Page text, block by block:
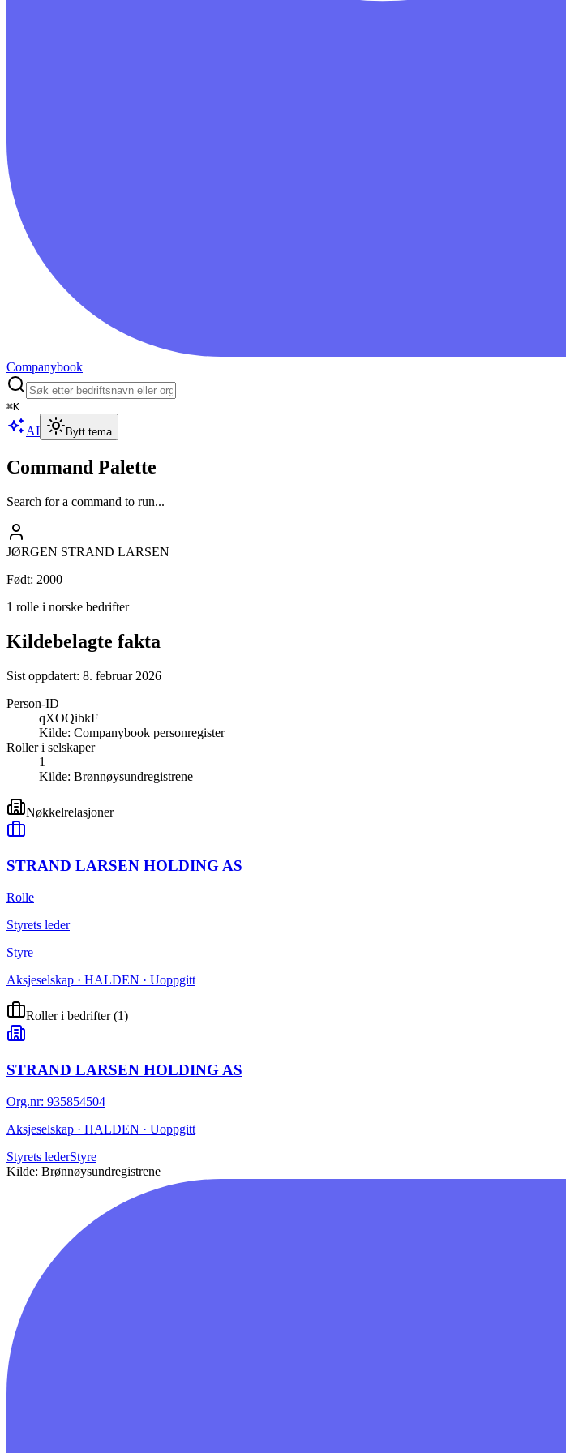
Companybook
⌘K
AI Bytt tema
Command Palette
Search for a command to run...
JØRGEN STRAND LARSEN
Født: 2000
1 rolle i norske bedrifter
Kildebelagte fakta
Sist oppdatert: 8. februar 2026
Person-ID
qXOQibkF
Kilde: Companybook personregister
Roller i selskaper
1
Kilde: Brønnøysundregistrene
Nøkkelrelasjoner
STRAND LARSEN HOLDING AS
Rolle
Styrets leder
Styre
Aksjeselskap · HALDEN · Uoppgitt
Roller i bedrifter(1)
STRAND LARSEN HOLDING AS
Org.nr: 935854504
Aksjeselskap · HALDEN · Uoppgitt
Styrets lederStyre
Kilde: Brønnøysundregistrene